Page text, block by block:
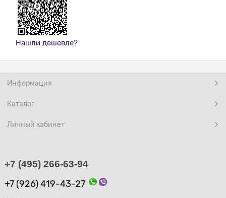
Нашли дешевле?
Информация
Каталог
Личный кабинет
+7 (495) 266-63-94
+7 (926) 419-43-27